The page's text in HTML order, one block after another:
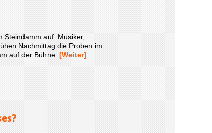
Steindamm auf: Musiker,
Nachmittag die Proben im
auf der Bühne. [Weiter]